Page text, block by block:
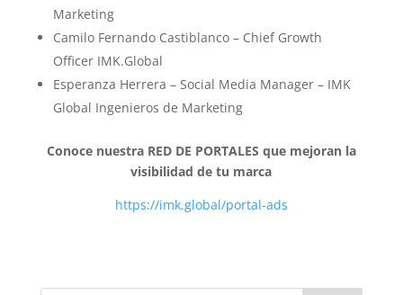
Marketing
Camilo Fernando Castiblanco – Chief Growth
Officer IMK.Global
Esperanza Herrera – Social Media Manager – IMK
Global Ingenieros de Marketing
Conoce nuestra RED DE PORTALES que mejoran la
visibilidad de tu marca
https://imk.global/portal-ads